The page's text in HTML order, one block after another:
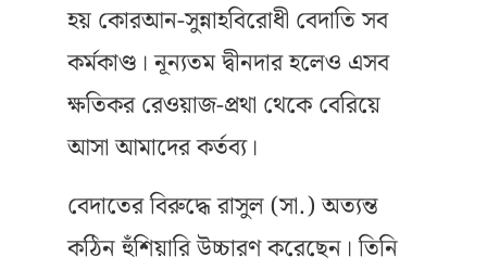
হয় কোরআন-সুন্নাহবিরোধী বেদাতি সব
কর্মকাণ্ড। নূন্যতম দ্বীনদার হলেও এসব
ক্ষতিকর রেওয়াজ-প্রথা থেকে বেরিয়ে
আসা আমাদের কর্তব্য।
বেদাতের বিরুদ্ধে রাসুল (সা.) অত্যন্ত
কঠিন হুঁশিয়ারি উচ্চারণ করেছেন। তিনি